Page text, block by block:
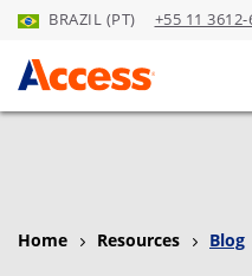
Skip to Main Content
BRAZIL (PT) +55 11 3612-
Home Resources Blog